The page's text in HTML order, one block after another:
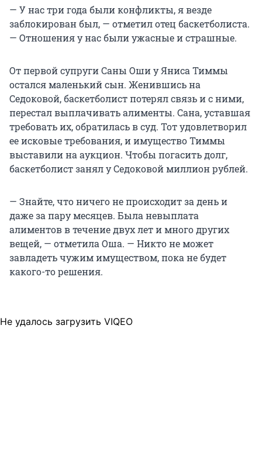
— У нас три года были конфликты, я везде
заблокирован был, — отметил отец баскетболиста.
— Отношения у нас были ужасные и страшные.
От первой супруги Саны Оши у Яниса Тиммы
остался маленький сын. Женившись на
Седоковой, баскетболист потерял связь и с ними,
перестал выплачивать алименты. Сана, уставшая
требовать их, обратилась в суд. Тот удовлетворил
ее исковые требования, и имущество Тиммы
выставили на аукцион. Чтобы погасить долг,
баскетболист занял у Седоковой миллион рублей.
— Знайте, что ничего не происходит за день и
даже за пару месяцев. Была невыплата
алиментов в течение двух лет и много других
вещей, — отметила Оша. — Никто не может
завладеть чужим имуществом, пока не будет
какого-то решения.
Не удалось загрузить VIQEO